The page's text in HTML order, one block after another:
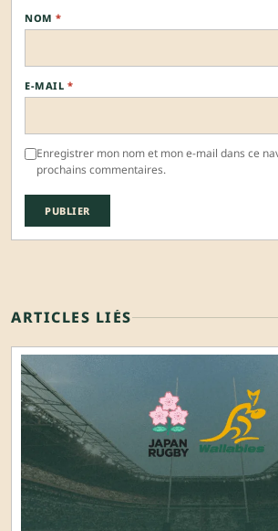
NOM *
E-MAIL *
Enregistrer mon nom et mon e-mail dans ce
prochains commentaires.
ARTICLES LIÉS